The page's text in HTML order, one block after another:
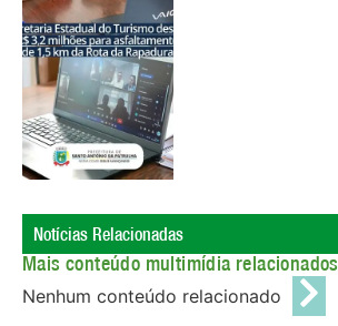
Notícias Relacionadas
Mais conteúdo multimídia relacionados
Nenhum conteúdo relacionado